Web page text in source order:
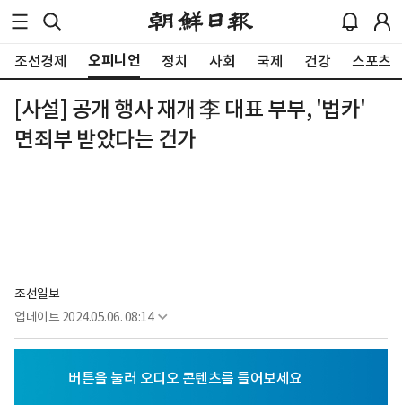
조선경제 오피니언 정치 사회 국제 건강 스포츠
[사설] 공개 행사 재개 李 대표 부부, '법카'
면죄부 받았다는 건가
조선일보
업데이트 2024.05.06. 08:14